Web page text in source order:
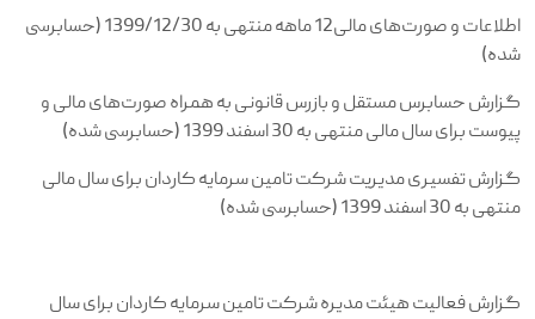
اطلاعات و صورت‌های مالی12 ماهه منتهی به 1399/12/30 (حسابرسی
شده)
گزارش حسابرس مستقل و بازرس قانونی به همراه صورت‌های مالی و
پیوست برای سال مالی منتهی به 30 اسفند 1399 (حسابرسی شده)
گزارش تفسیری مدیریت شرکت تامین سرمایه کاردان برای سال مالی
منتهی به 30 اسفند 1399 (حسابرسی شده)
گزارش فعالیت هیئت مدیره شرکت تامین سرمایه کاردان برای سال